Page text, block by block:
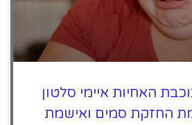
כוכבת האחיות איימי סלטון
החזקת סמים ואישמת